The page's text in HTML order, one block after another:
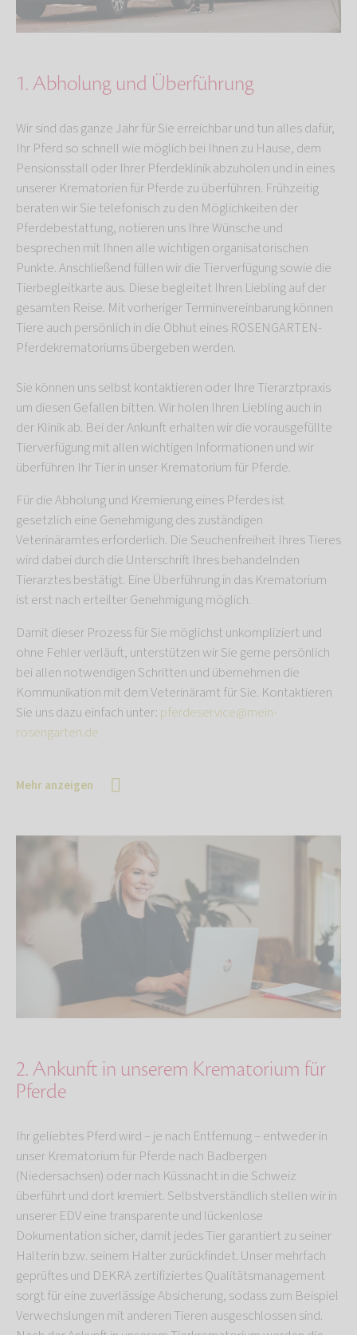
1. Abholung und Überführung
Wir sind das ganze Jahr für Sie erreichbar und tun alles dafür,
Ihr Pferd so schnell wie möglich bei Ihnen zu Hause, dem
Pensionsstall oder Ihrer Pferdeklinik abzuholen und in eines
unserer Krematorien für Pferde zu überführen. Frühzeitig
beraten wir Sie telefonisch zu den Möglichkeiten der
Pferdebestattung, notieren uns Ihre Wünsche und
besprechen mit Ihnen alle wichtigen organisatorischen
Punkte. Anschließend füllen wir die Tierverfügung sowie die
Tierbegleitkarte aus. Diese begleitet Ihren Liebling auf der
gesamten Reise. Mit vorheriger Terminvereinbarung können
Tiere auch persönlich in die Obhut eines ROSENGARTEN-
Pferdekrematoriums übergeben werden.
Sie können uns selbst kontaktieren oder Ihre Tierarztpraxis
um diesen Gefallen bitten. Wir holen Ihren Liebling auch in
der Klinik ab. Bei der Ankunft erhalten wir die vorausgefüllte
Tierverfügung mit allen wichtigen Informationen und wir
überführen Ihr Tier in unser Krematorium für Pferde.
Für die Abholung und Kremierung eines Pferdes ist
gesetzlich eine Genehmigung des zuständigen
Veterinäramtes erforderlich. Die Seuchenfreiheit Ihres Tieres
wird dabei durch die Unterschrift Ihres behandelnden
Tierarztes bestätigt. Eine Überführung in das Krematorium
ist erst nach erteilter Genehmigung möglich.
Damit dieser Prozess für Sie möglichst unkompliziert und
ohne Fehler verläuft, unterstützen wir Sie gerne persönlich
bei allen notwendigen Schritten und übernehmen die
Kommunikation mit dem Veterinäramt für Sie. Kontaktieren
Sie uns dazu einfach unter: pferdeservice@mein-
rosengarten.de
Mehr anzeigen
2. Ankunft in unserem Krematorium für
Pferde
Ihr geliebtes Pferd wird – je nach Entfernung – entweder in
unser Krematorium für Pferde nach Badbergen
(Niedersachsen) oder nach Küssnacht in die Schweiz
überführt und dort kremiert. Selbstverständlich stellen wir in
unserer EDV eine transparente und lückenlose
Dokumentation sicher, damit jedes Tier garantiert zu seiner
Halterin bzw. seinem Halter zurückfindet. Unser mehrfach
geprüftes und DEKRA zertifiziertes Qualitätsmanagement
sorgt für eine zuverlässige Absicherung, sodass zum Beispiel
Verwechslungen mit anderen Tieren ausgeschlossen sind.